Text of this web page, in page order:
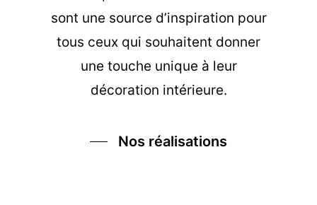
sont une source d’inspiration pour
tous ceux qui souhaitent donner
une touche unique à leur
décoration intérieure.
Nos réalisations